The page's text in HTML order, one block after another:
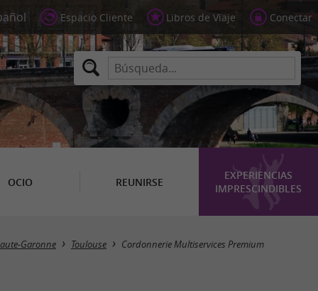
Espacio Cliente Libros de Viaje Conectar
OCIO REUNIRSE
EXPERIENCIAS
IMPRESCINDIBLES
Garonne Toulouse Cordonnerie Multiservices Premium